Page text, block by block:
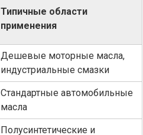
Типичные области
применения
Дешевые моторные масла,
индустриальные смазки
Стандартные автомобильные
масла
Полусинтетические и